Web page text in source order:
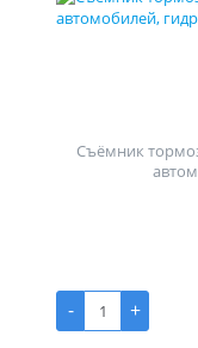
Съёмник
-
+